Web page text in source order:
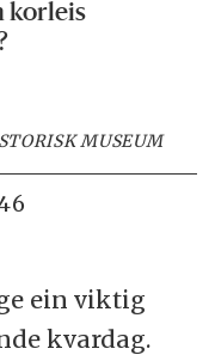
korleis
MUSEUM
ein viktig
kvardag.